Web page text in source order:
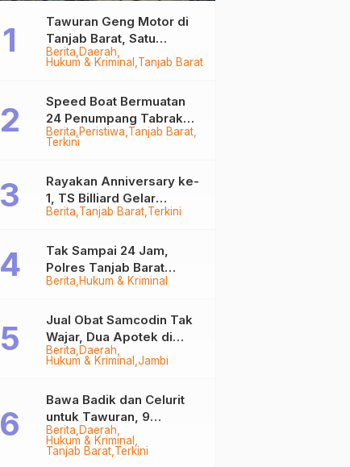
Berita Daerah
Hukum & Kriminal Tanjab Barat
Tawuran Geng Motor di
Tanjab Barat, Satu
Remaja Kritis Dibacok, 3
Pelaku Ditangkap
Berita Peristiwa Tanjab Barat
Terkini
Speed Boat Bermuatan
24 Penumpang Tabrak
Togok di Kuala Tungkal,
Berita Tanjab Barat Terkini
Rayakan Anniversary ke-
1, TS Billiard Gelar
Turnamen 9 Ball
Berita Hukum & Kriminal
Tak Sampai 24 Jam,
Polres Tanjab Barat
Ringkus Komplotan
Tungkal
Berita Daerah
Hukum & Kriminal Jambi
Jual Obat Samcodin Tak
Wajar, Dua Apotek di
Tanjab Barat Disegel
Berita Daerah
Hukum & Kriminal
Tanjab Barat Terkini
Bawa Badik dan Celurit
untuk Tawuran, 9
Anggota Geng Motor di
Tanjab Barat Diringkus